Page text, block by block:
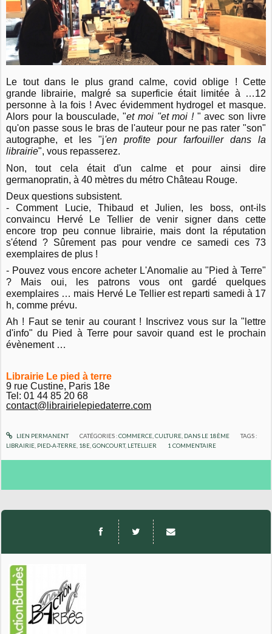
Le tout dans le plus grand calme, covid oblige ! Cette
grande librairie, malgré sa superficie était limitée à …12
personne à la fois ! Avec évidemment hydrogel et masque.
Alors pour la bousculade, "et moi "et moi ! " avec son livre
qu'on passe sous le bras de l'auteur pour ne pas rater "son"
autographe, et les "j'en profite pour farfouiller dans la
librairie", vous repasserez.
Non, tout cela était d'un calme et pour ainsi dire
germanopratin, à 40 mètres du métro Château Rouge.
Deux questions subsistent.
- Comment Lucie, Thibaud et Julien, les boss, ont-ils
convaincu Hervé Le Tellier de venir signer dans cette
encore trop peu connue librairie, mais dont la réputation
s'étend ? Sûrement pas pour vendre ce samedi ces 73
exemplaires de plus !
- Pouvez vous encore acheter L'Anomalie au "Pied à Terre"
? Mais oui, les patrons vous ont gardé quelques
exemplaires … mais Hervé Le Tellier est reparti samedi à 17
h, comme prévu.
Ah ! Faut se tenir au courant !
Inscrivez vous sur la "lettre
d'info" du Pied à Terre pour savoir quand est le prochain
évènement …
Librairie Le pied à terre
9 rue Custine, Paris 18e
Tel: 01 44 85 20 68
contact@librairielepiedaterre.com
LIEN PERMANENT CATÉGORIES :COMMERCE, CULTURE, DANS LE 18ÈME
TAGS :
LIBRAIRIE PIED-A-TERRE 18E ,GONCOURT, LETELLIER 1 COMMENTAIRE